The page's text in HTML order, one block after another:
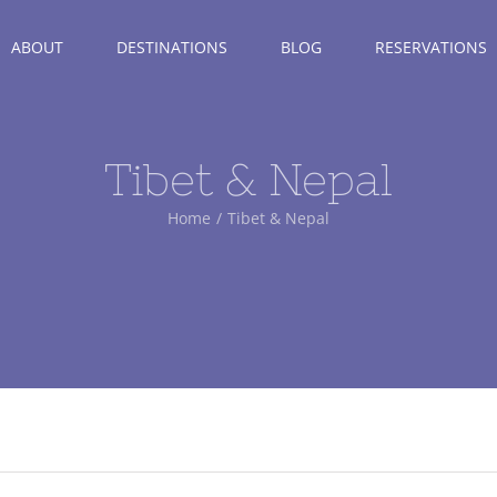
ABOUT DESTINATIONS BLOG RESERVATIONS
Tibet & Nepal
Home Tibet & Nepal